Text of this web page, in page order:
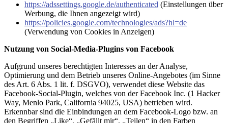
https://adssettings.google.de/authenticated (Einstellungen über
Werbung, die Ihnen angezeigt wird)
https://policies.google.com/technologies/ads?hl=de
(Verwendung von Cookies in Anzeigen)
Nutzung von Social-Media-Plugins von Facebook
Aufgrund unseres berechtigten Interesses an der Analyse,
Optimierung und dem Betrieb unseres Online-Angebotes (im Sinne
des Art. 6 Abs. 1 lit. f. DSGVO), verwendet diese Website das
Facebook-Social-Plugin, welches von der Facebook Inc. (1 Hacker
Way, Menlo Park, California 94025, USA) betrieben wird.
Erkennbar sind die Einbindungen an dem Facebook-Logo bzw. an
den Begriffen „Like“, „Gefällt mir“, „Teilen“ in den Farben